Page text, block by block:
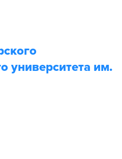
университета им.